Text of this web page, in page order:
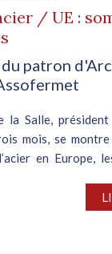
/ UE :
patron
la Salle, président
mois, se
en Europe,